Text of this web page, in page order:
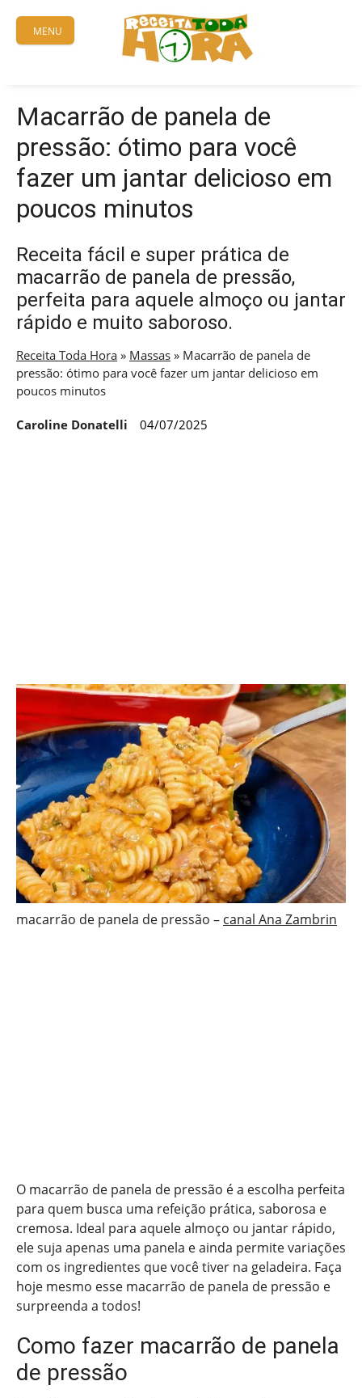
content
MENU
Macarrão de panela de
pressão: ótimo para você
fazer um jantar delicioso em
poucos minutos
Receita fácil e super prática de
macarrão de panela de pressão,
perfeita para aquele almoço ou jantar
rápido e muito saboroso.
Receita Toda Hora » Massas » Macarrão de panela de
pressão: ótimo para você fazer um jantar delicioso em
poucos minutos
Caroline Donatelli 04/07/2025
macarrão de panela de pressão – canal Ana Zambrin
O macarrão de panela de pressão é a escolha perfeita
para quem busca uma refeição prática, saborosa e
cremosa. Ideal para aquele almoço ou jantar rápido,
ele suja apenas uma panela e ainda permite variações
com os ingredientes que você tiver na geladeira. Faça
hoje mesmo esse macarrão de panela de pressão e
surpreenda a todos!
Como fazer macarrão de panela
de pressão